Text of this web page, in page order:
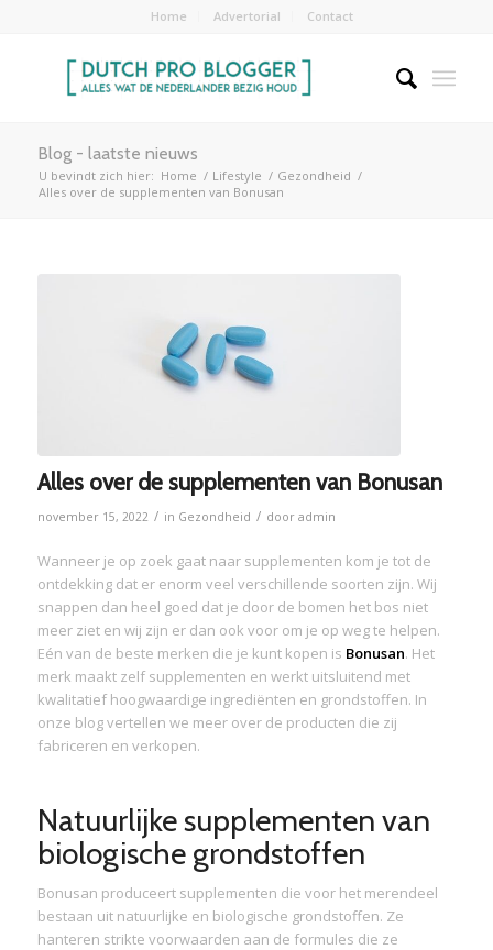
Home Advertorial Contact
Blog - laatste nieuws
U bevindt zich hier: Home / Lifestyle / Gezondheid /
Alles over de supplementen van Bonusan
Alles over de supplementen van Bonusan
november 15, 2022 / in Gezondheid / door admin
Wanneer je op zoek gaat naar supplementen kom je tot de
ontdekking dat er enorm veel verschillende soorten zijn. Wij
snappen dan heel goed dat je door de bomen het bos niet
meer ziet en wij zijn er dan ook voor om je op weg te helpen.
Eén van de beste merken die je kunt kopen is Bonusan. Het
merk maakt zelf supplementen en werkt uitsluitend met
kwalitatief hoogwaardige ingrediënten en grondstoffen. In
onze blog vertellen we meer over de producten die zij
fabriceren en verkopen.
Natuurlijke supplementen van
biologische grondstoffen
Bonusan produceert supplementen die voor het merendeel
bestaan uit natuurlijke en biologische grondstoffen. Ze
hanteren strikte voorwaarden aan de formules die ze